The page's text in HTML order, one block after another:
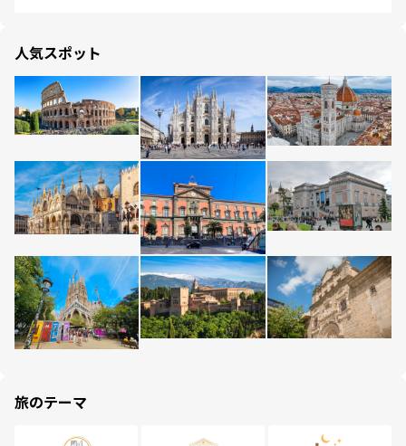
人気スポット
旅のテーマ